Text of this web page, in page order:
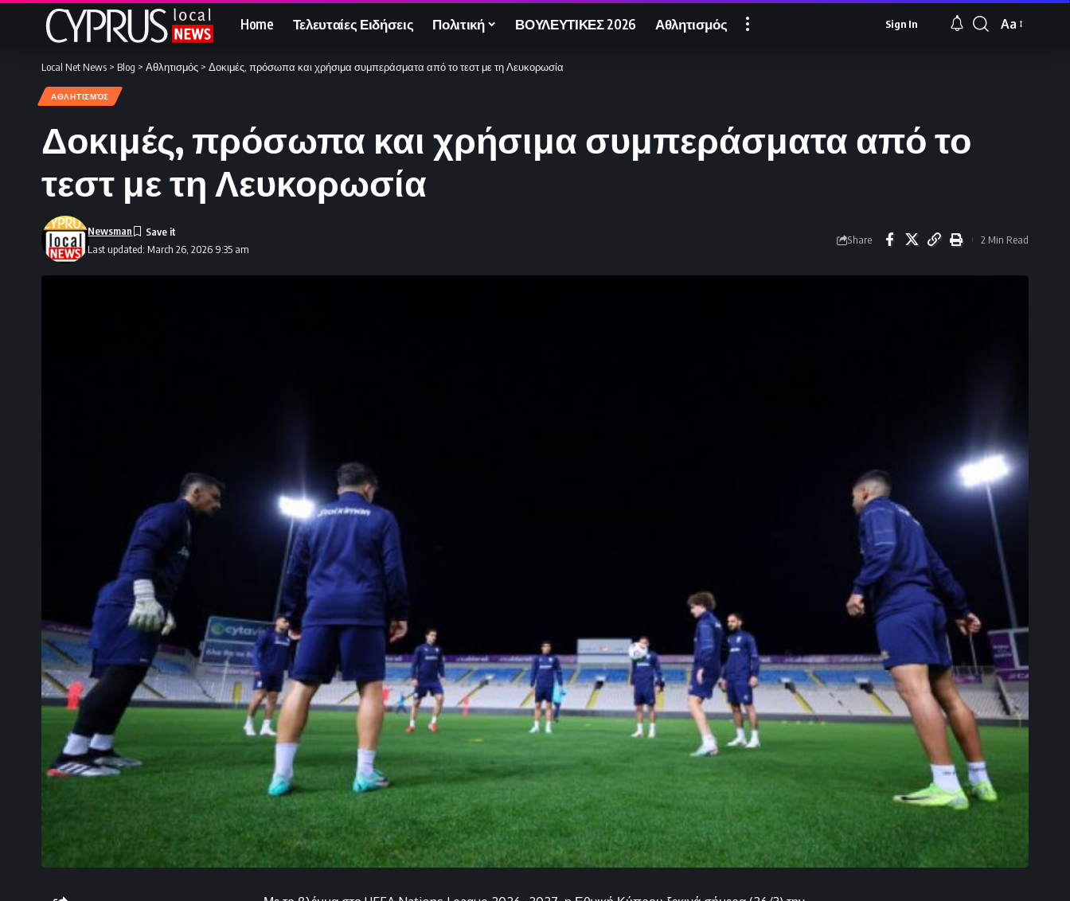
Home Τελευταίες Ειδήσεις Πολιτική ΒΟΥΛΕΥΤΙΚΕΣ 2026 Αθλητισμός Sign In
Font
Aa
Local Net News > Blog > Αθλητισμός > Δοκιμές, πρόσωπα και χρήσιμα συμπεράσματα από το τεστ με τη Λευκορωσία
ΑΘΛΗΤΙΣΜΌΣ
Δοκιμές, πρόσωπα και χρήσιμα συμπεράσματα από το
τεστ με τη Λευκορωσία
Last updated: March 26, 2026 9:35 am
Newsman
Share 2 Min Read